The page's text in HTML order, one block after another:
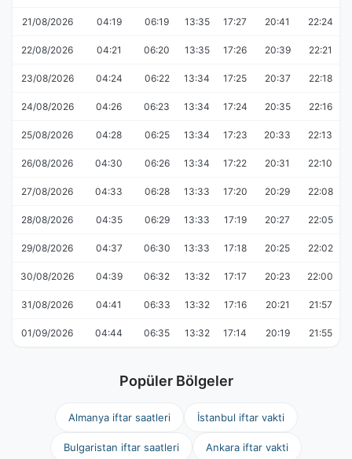
21/08/2026 04:19 06:19 13:35 17:27 20:41 22:24
22/08/2026 04:21 06:20 13:35 17:26 20:39 22:21
23/08/2026 04:24 06:22 13:34 17:25 20:37 22:18
24/08/2026 04:26 06:23 13:34 17:24 20:35 22:16
25/08/2026 04:28 06:25 13:34 17:23 20:33 22:13
26/08/2026 04:30 06:26 13:34 17:22 20:31 22:10
27/08/2026 04:33 06:28 13:33 17:20 20:29 22:08
28/08/2026 04:35 06:29 13:33 17:19 20:27 22:05
29/08/2026 04:37 06:30 13:33 17:18 20:25 22:02
30/08/2026 04:39 06:32 13:32 17:17 20:23 22:00
31/08/2026 04:41 06:33 13:32 17:16 20:21 21:57
01/09/2026 04:44 06:35 13:32 17:14 20:19 21:55
Popüler Bölgeler
Almanya iftar saatleri İstanbul iftar vakti
Bulgaristan iftar saatleri Ankara iftar vakti